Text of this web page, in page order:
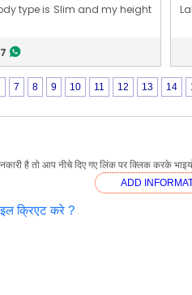
type is Slim and my height
PM
7 8 9 10 11 12 13 14
है तो आप नीचे दिए गए लिंक पर क्लिक करके
ADD
क्रिएट करे ?